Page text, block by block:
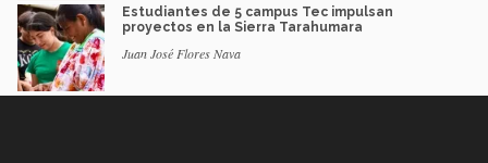
Estudiantes de 5 campus Tec impulsan
proyectos en la Sierra Tarahumara
Juan José Flores Nava